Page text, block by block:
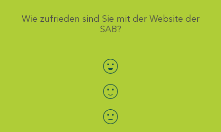
Wie zufrieden sind Sie mit der Website der
SAB?
Bewertung auswählen